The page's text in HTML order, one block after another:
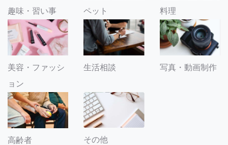
趣味・習い事 ペット 料理
美容・ファッシ
ョン
生活相談 写真・動画制作
高齢者 その他